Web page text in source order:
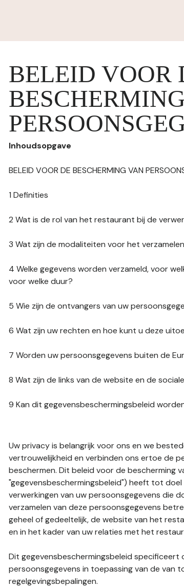
BELEID VOOR
Inhoudsopgave
BELEID VOOR DE BESCHERMING VAN
1 Definities
2 Wat is de rol van het restaurant bij de
3 Wat zijn de modaliteiten voor het
4 Welke gegevens worden verzameld, voor
voor welke duur?
5 Wie zijn de ontvangers van uw
6 Wat zijn uw rechten en hoe kunt u deze
7 Worden uw persoonsgegevens buiten de
8 Wat zijn de links van de website en de
9 Kan dit gegevensbeschermingsbeleid
Uw privacy is belangrijk voor ons en we
vertrouwelijkheid en verbinden ons ertoe de
beschermen. Dit beleid voor de bescherming
"gegevensbeschermingsbeleid") heeft tot
verwerkingen van uw persoonsgegevens die
verzamelen van deze persoonsgegevens
geheel of gedeeltelijk, de website van het
en in het kader van uw relaties met het
Dit gegevensbeschermingsbeleid
persoonsgegevens in toepassing van de van
regelgevingsbepalingen.